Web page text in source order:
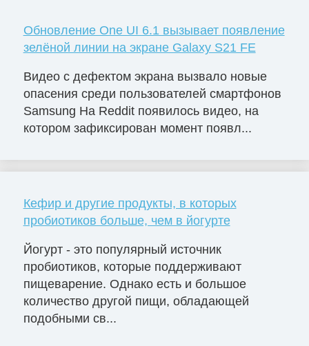
Обновление One UI 6.1 вызывает появление
зелёной линии на экране Galaxy S21 FE
Видео с дефектом экрана вызвало новые
опасения среди пользователей смартфонов
Samsung На Reddit появилось видео, на
котором зафиксирован момент появл...
Кефир и другие продукты, в которых
пробиотиков больше, чем в йогурте
Йогурт - это популярный источник
пробиотиков, которые поддерживают
пищеварение. Однако есть и большое
количество другой пищи, обладающей
подобными св...